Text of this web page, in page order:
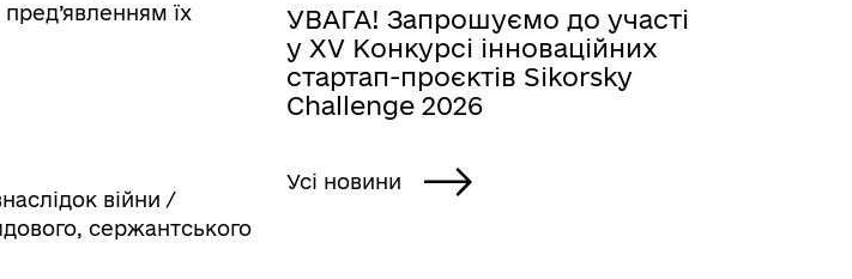
їх
війни /
сержантського
УВАГА! Запрошуємо до участі
у XV Конкурсі інноваційних
стартап-проєктів Sikorsky
Challenge 2026
Усі новини